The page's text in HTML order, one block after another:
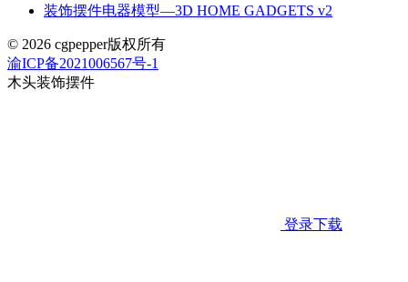
装饰摆件电器模型—3D HOME GADGETS v2
© 2026 cgpepper版权所有
渝ICP备2021006567号-1
木头装饰摆件
登录下载